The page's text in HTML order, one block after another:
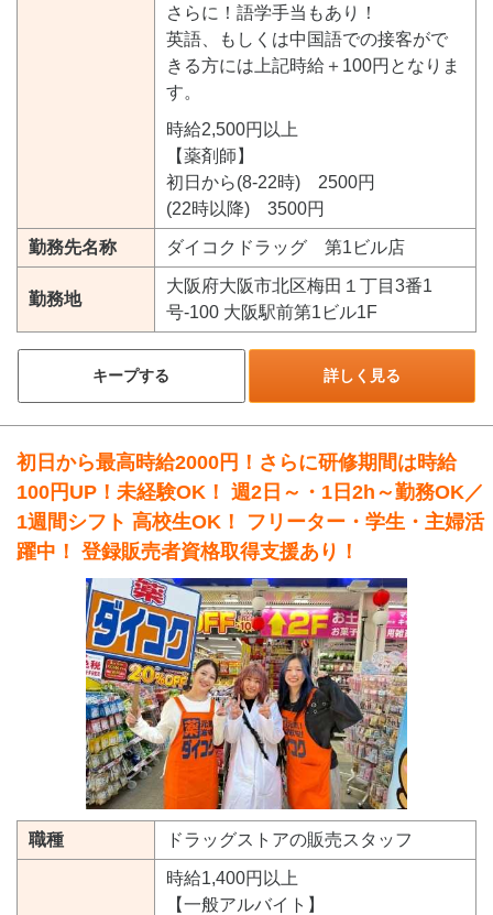
さらに！語学手当もあり！
英語、もしくは中国語での接客がで
きる方には上記時給＋100円となりま
す。
時給2,500円以上
【薬剤師】
初日から(8-22時) 2500円
(22時以降) 3500円
勤務先名称 ダイコクドラッグ 第1ビル店
勤務地
大阪府大阪市北区梅田１丁目3番1
号-100 大阪駅前第1ビル1F
キープする 詳しく見る
初日から最高時給2000円！さらに研修期間は時給
100円UP！未経験OK！ 週2日～・1日2h～勤務OK／
1週間シフト 高校生OK！ フリーター・学生・主婦活
躍中！ 登録販売者資格取得支援あり！
職種 ドラッグストアの販売スタッフ
時給1,400円以上
【一般アルバイト】